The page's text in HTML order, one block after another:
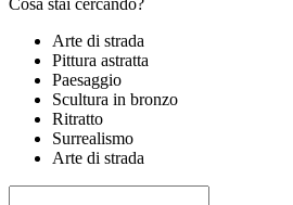
Cosa stai cercando?
Arte di strada
Pittura astratta
Paesaggio
Scultura in bronzo
Ritratto
Surrealismo
Arte di strada